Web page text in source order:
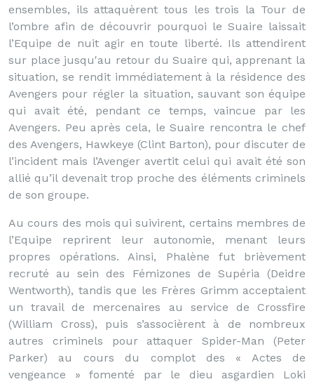
ensembles, ils attaquèrent tous les trois la Tour de
l’ombre afin de découvrir pourquoi le Suaire laissait
l’Equipe de nuit agir en toute liberté. Ils attendirent
sur place jusqu'au retour du Suaire qui, apprenant la
situation, se rendit immédiatement à la résidence des
Avengers pour régler la situation, sauvant son équipe
qui avait été, pendant ce temps, vaincue par les
Avengers. Peu après cela, le Suaire rencontra le chef
des Avengers, Hawkeye (Clint Barton), pour discuter de
l’incident mais l’Avenger avertit celui qui avait été son
allié qu’il devenait trop proche des éléments criminels
de son groupe.
Au cours des mois qui suivirent, certains membres de
l’Equipe reprirent leur autonomie, menant leurs
propres opérations. Ainsi, Phalène fut brièvement
recruté au sein des Fémizones de Supéria (Deidre
Wentworth), tandis que les Frères Grimm acceptaient
un travail de mercenaires au service de Crossfire
(William Cross), puis s’associèrent à de nombreux
autres criminels pour attaquer Spider-Man (Peter
Parker) au cours du complot des « Actes de
vengeance » fomenté par le dieu asgardien Loki